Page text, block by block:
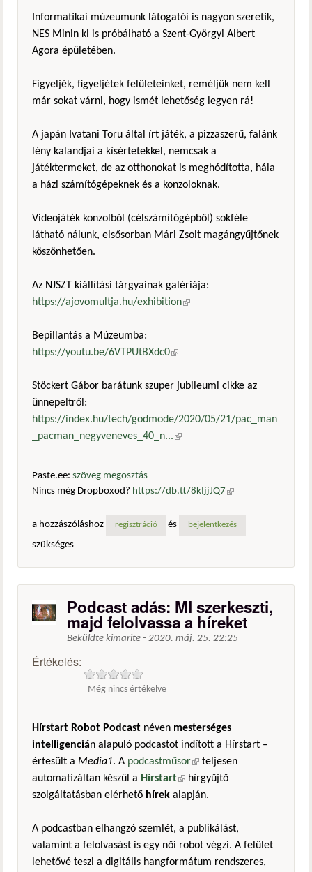
Informatikai múzeumunk látogatói is nagyon szeretik,
NES Minin ki is próbálható a Szent-Györgyi Albert
Agora épületében.
Figyeljék, figyeljétek felületeinket, reméljük nem kell
már sokat várni, hogy ismét lehetőség legyen rá!
A japán Ivatani Toru által írt játék, a pizzaszerű, falánk
lény kalandjai a kísértetekkel, nemcsak a
játéktermeket, de az otthonokat is meghódította, hála
a házi számítógépeknek és a konzoloknak.
Videojáték konzolból (célszámítógépből) sokféle
látható nálunk, elsősorban Mári Zsolt magángyűjtőnek
köszönhetően.
Az NJSZT kiállítási tárgyainak galériája:
https://ajovomultja.hu/exhibition(külső hivatkozás)
Bepillantás a Múzeumba:
https://youtu.be/6VTPUtBXdc0(külső hivatkozás)
Stöckert Gábor barátunk szuper jubileumi cikke az
ünnepeltről:
https://index.hu/tech/godmode/2020/05/21/pac_man
_pacman_negyveneves_40_n...(külső hivatkozás)
Paste.ee: szöveg megosztás
Nincs még Dropboxod? https://db.tt/8kIjjJQ7 (külső
a hozzászóláshoz
regisztráció és bejelentkezés
szükséges
Podcast adás: MI szerkeszti,
majd felolvassa a híreket
Beküldte kimarite - 2020. máj. 25. 22:25
Értékelés:
Még nincs értékelve
Hírstart Robot Podcast néven mesterséges
intelligencián alapuló podcastot indított a Hírstart –
értesült a Media1. A podcastműsor(külső hivatkozás)
teljesen
automatizáltan készül a Hírstart(külső hivatkozás)
hírgyűjtő
szolgáltatásban elérhető hírek alapján.
A podcastban elhangzó szemlét, a publikálást,
valamint a felolvasást is egy női robot végzi. A felület
lehetővé teszi a digitális hangformátum rendszeres,